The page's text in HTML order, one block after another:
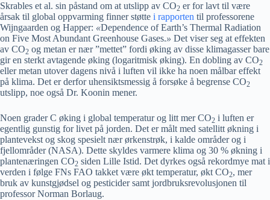
Skrables et al. sin påstand om at utslipp av CO2 er for lavt til være
årsak til global oppvarming finner støtte i rapporten til professorene
Wijngaarden og Happer: «Dependence of Earth’s Thermal Radiation
on Five Most Abundant Greenhouse Gases.» Det viser seg at effekten
av CO2 og metan er nær ”mettet” fordi øking av disse klimagasser bare
gir en sterkt avtagende øking (logaritmisk øking). En dobling av CO2
eller metan utover dagens nivå i luften vil ikke ha noen målbar effekt
på klima. Det er derfor uhensiktsmessig å forsøke å begrense CO2
utslipp, noe også Dr. Koonin mener.
Noen grader C øking i global temperatur og litt mer CO2 i luften er
egentlig gunstig for livet på jorden. Det er målt med satellitt økning i
plantevekst og skog spesielt nær ørkenstrøk, i kalde områder og i
fjellområder (NASA). Dette skyldes varmere klima og 30 % økning i
plantenæringen CO2 siden Lille Istid. Det dyrkes også rekordmye mat i
verden i følge FNs FAO takket være økt temperatur, økt CO2, mer
bruk av kunstgjødsel og pesticider samt jordbruksrevolusjonen til
professor Norman Borlaug.